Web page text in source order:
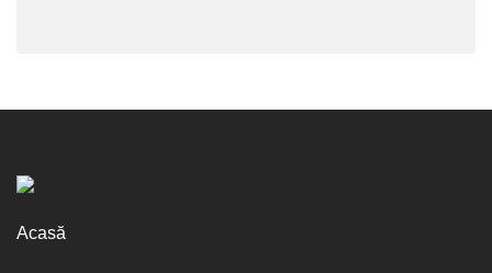
Acasă